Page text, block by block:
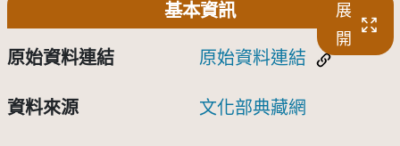
基本資訊
展
開
原始資料連結 原始資料連結
資料來源 文化部典藏網